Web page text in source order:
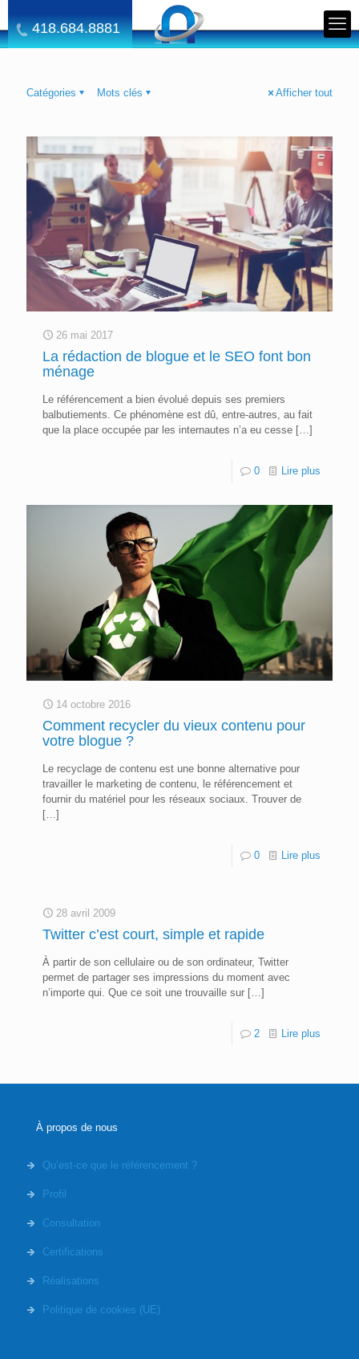
418.684.8881
Catégories Mots clés Afficher tout
26 mai 2017
La rédaction de blogue et le SEO font bon
ménage
Le référencement a bien évolué depuis ses premiers
balbutiements. Ce phénomène est dû, entre-autres, au fait
que la place occupée par les internautes n’a eu cesse […]
0 Lire plus
14 octobre 2016
Comment recycler du vieux contenu pour
votre blogue ?
Le recyclage de contenu est une bonne alternative pour
travailler le marketing de contenu, le référencement et
fournir du matériel pour les réseaux sociaux. Trouver de
[…]
0 Lire plus
28 avril 2009
Twitter c’est court, simple et rapide
À partir de son cellulaire ou de son ordinateur, Twitter
permet de partager ses impressions du moment avec
n’importe qui. Que ce soit une trouvaille sur […]
2 Lire plus
À propos de nous
Qu’est-ce que le référencement ?
Profil
Consultation
Certifications
Réalisations
Politique de cookies (UE)